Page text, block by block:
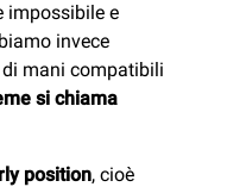
impossibile e
invece
mani compatibili
si chiama
position, cioè